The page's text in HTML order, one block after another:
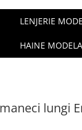
LENJERIE
HAINE
lungi